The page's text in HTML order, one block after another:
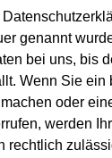
genannt
bei uns, bis
Wenn Sie ein
oder
werden
rechtlich